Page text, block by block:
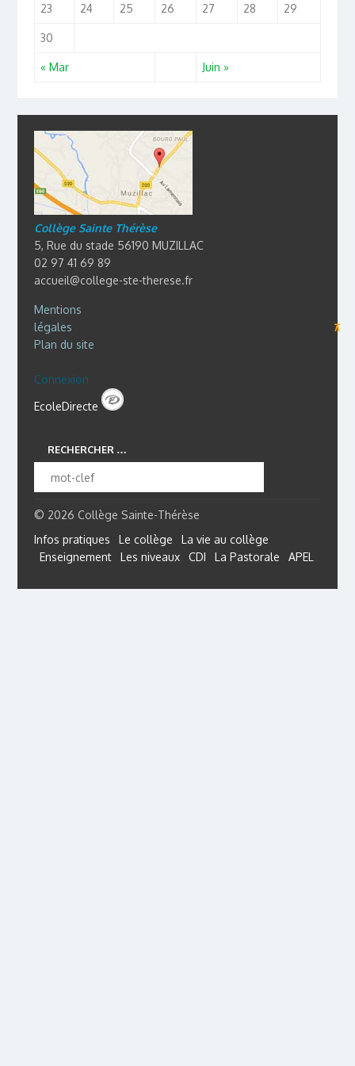
« Mar Juin »
23 24 25 26 27 28 29
30
Collège Sainte Thérèse
5, Rue du stade 56190 MUZILLAC
02 97 41 69 89
accueil@college-ste-therese.fr
Mentions
légales
⊼
Plan du site
Connexion
EcoleDirecte
RECHERCHER …
© 2026 Collège Sainte-Thérèse
Infos pratiques
Le collège
La vie au collège
Enseignement
Les niveaux CDI La Pastorale APEL